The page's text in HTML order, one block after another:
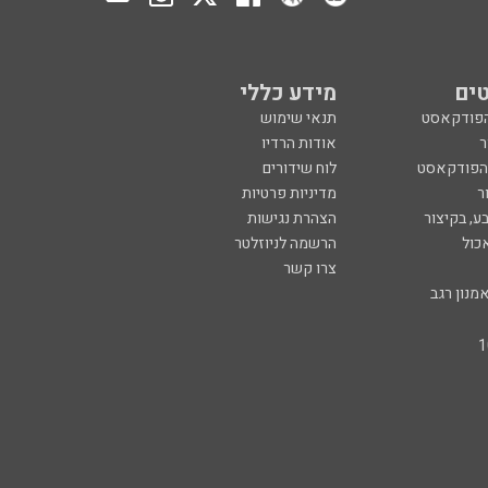
מידע כללי
תנאי שימוש
אודות הרדיו
הפודקאסט
לוח שידורים
מדיניות פרטיות
בקיצור
הצהרת נגישות
הרשמה לניוזלטר
צרו קשר
רגב